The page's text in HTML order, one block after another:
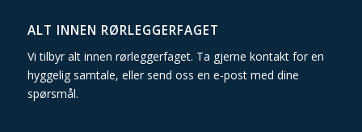
ALT INNEN RØRLEGGERFAGET
Vi tilbyr alt innen rørleggerfaget. Ta gjerne kontakt for en
hyggelig samtale, eller send oss en e-postmed dine
spørsmål.